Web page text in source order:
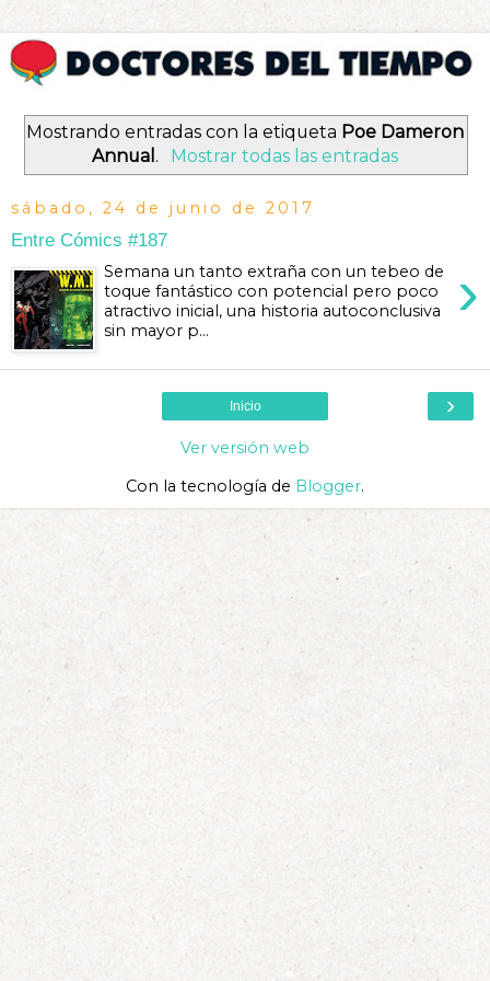
Mostrando entradas con la etiqueta Poe Dameron
Annual . Mostrar todas las entradas
sábado, 24 de junio de 2017
Entre Cómics #187
›
Semana un tanto extraña con un tebeo de
toque fantástico con potencial pero poco
atractivo inicial, una historia autoconclusiva
sin mayor p...
›
Inicio
Ver versión web
Con la tecnología de Blogger.